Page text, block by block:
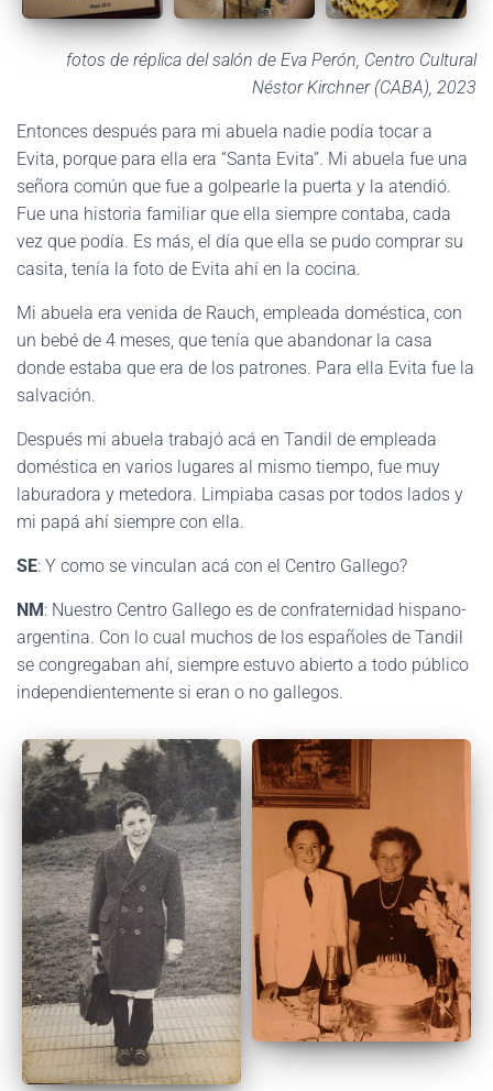
fotos de réplica del salón de Eva Perón, Centro Cultural
Néstor Kirchner (CABA), 2023
Entonces después para mi abuela nadie podía tocar a
Evita, porque para ella era “Santa Evita”. Mi abuela fue una
señora común que fue a golpearle la puerta y la atendió.
Fue una historia familiar que ella siempre contaba, cada
vez que podía. Es más, el día que ella se pudo comprar su
casita, tenía la foto de Evita ahí en la cocina.
Mi abuela era venida de Rauch, empleada doméstica, con
un bebé de 4 meses, que tenía que abandonar la casa
donde estaba que era de los patrones. Para ella Evita fue la
salvación.
Después mi abuela trabajó acá en Tandil de empleada
doméstica en varios lugares al mismo tiempo, fue muy
laburadora y metedora. Limpiaba casas por todos lados y
mi papá ahí siempre con ella.
SE: Y como se vinculan acá con el Centro Gallego?
NM: Nuestro Centro Gallego es de confraternidad hispano-
argentina. Con lo cual muchos de los españoles de Tandil
se congregaban ahí, siempre estuvo abierto a todo público
independientemente si eran o no gallegos.